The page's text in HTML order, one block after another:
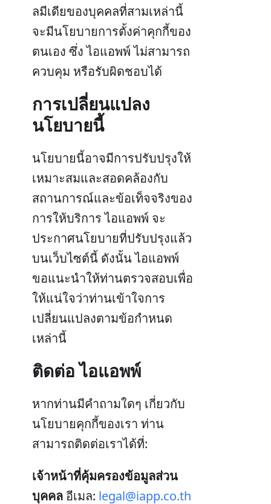
ลมีเดียของบุคคลที่สามเหล่านี้
จะมีนโยบายการตั้งค่าคุกกี้ของ
ตนเอง ซึ่ง ไอแอพพ์ ไม่สามารถ
ควบคุม หรือรับผิดชอบได้
การเปลี่ยนแปลง
นโยบายนี้
นโยบายนี้อาจมีการปรับปรุงให้
เหมาะสมและสอดคล้องกับ
สถานการณ์และข้อเท็จจริงของ
การให้บริการ ไอแอพพ์ จะ
ประกาศนโยบายที่ปรับปรุงแล้ว
บนเว็บไซต์นี้ ดังนั้น ไอแอพพ์
ขอแนะนำให้ท่านตรวจสอบเพื่อ
ให้แน่ใจว่าท่านเข้าใจการ
เปลี่ยนแปลงตามข้อกำหนด
เหล่านี้
ติดต่อ ไอแอพพ์
หากท่านมีคำถามใดๆ เกี่ยวกับ
นโยบายคุกกี้ของเรา ท่าน
สามารถติดต่อเราได้ที่:
เจ้าหน้าที่คุ้มครองข้อมูลส่วน
บุคคล อีเมล: legal@iapp.co.th